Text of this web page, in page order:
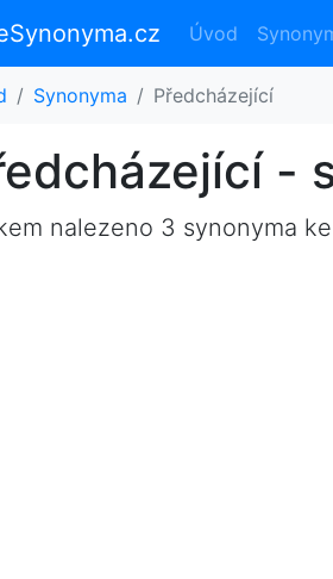
Úvod
Synonyma Předcházející
-
nalezeno 3 synonyma